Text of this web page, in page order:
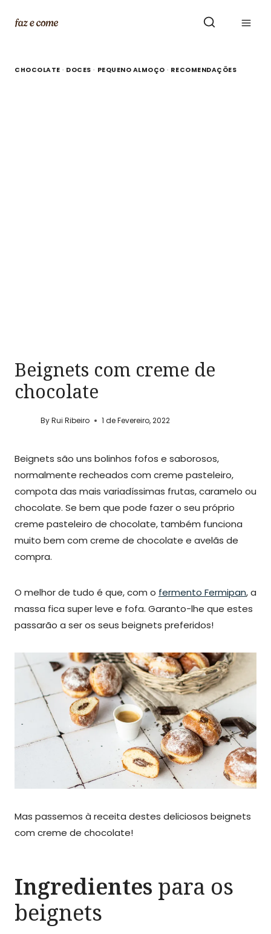
CHOCOLATE · DOCES · PEQUENO ALMOÇO · RECOMENDAÇÕES
Beignets com creme de
chocolate
ByRui Ribeiro 1 de Fevereiro, 2022
Beignets são uns bolinhos fofos e saborosos,
normalmente recheados com creme pasteleiro,
compota das mais variadíssimas frutas, caramelo ou
chocolate. Se bem que pode fazer o seu próprio
creme pasteleiro de chocolate, também funciona
muito bem com creme de chocolate e avelãs de
compra.
O melhor de tudo é que, com o fermento Fermipan, a
massa fica super leve e fofa. Garanto-lhe que estes
passarão a ser os seus beignets preferidos!
Mas passemos à receita destes deliciosos beignets
com creme de chocolate!
Ingredientes para os
beignets